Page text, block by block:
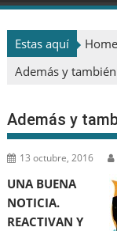
Estas aquí Home
Además y
Además y
13 octubre, 2016
UNA BUENA
NOTICIA.
REACTIVAN Y